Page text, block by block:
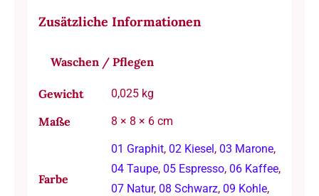
Zusätzliche Informationen
Waschen / Pflegen
Gewicht 0,025 kg
Maße 8 × 8 × 6 cm
Farbe
01 Graphit, 02 Kiesel, 03 Marone,
04 Taupe, 05 Espresso, 06 Kaffee,
07 Natur, 08 Schwarz, 09 Kohle,